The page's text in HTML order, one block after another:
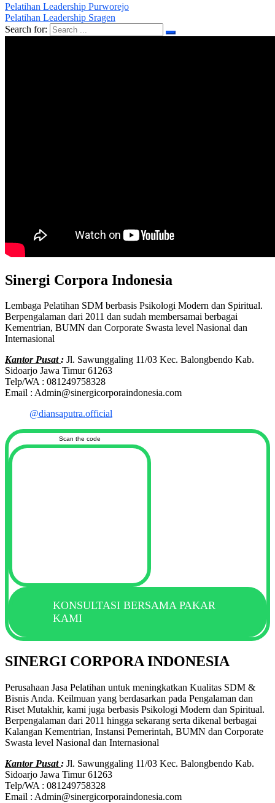
Pelatihan Leadership Purworejo
Pelatihan Leadership Sragen
Search for:
Sinergi Corpora Indonesia
Lembaga Pelatihan SDM berbasis Psikologi Modern dan Spiritual.
Berpengalaman dari 2011 dan sudah membersamai berbagai
Kementrian, BUMN dan Corporate Swasta level Nasional dan
Internasional
Kantor Pusat: Jl. Sawunggaling 11/03 Kec. Balongbendo Kab.
Sidoarjo Jawa Timur 61263
Telp/WA : 081249758328
Email : Admin@sinergicorporaindonesia.com
@diansaputra.official
Scan the code
KONSULTASI BERSAMA PAKAR
KAMI
SINERGI CORPORA INDONESIA
Perusahaan Jasa Pelatihan untuk meningkatkan Kualitas SDM &
Bisnis Anda. Keilmuan yang berdasarkan pada Pengalaman dan
Riset Mutakhir, kami juga berbasis Psikologi Modern dan Spiritual.
Berpengalaman dari 2011 hingga sekarang serta dikenal berbagai
Kalangan Kementrian, Instansi Pemerintah, BUMN dan Corporate
Swasta level Nasional dan Internasional
Kantor Pusat: Jl. Sawunggaling 11/03 Kec. Balongbendo Kab.
Sidoarjo Jawa Timur 61263
Telp/WA : 081249758328
Email : Admin@sinergicorporaindonesia.com